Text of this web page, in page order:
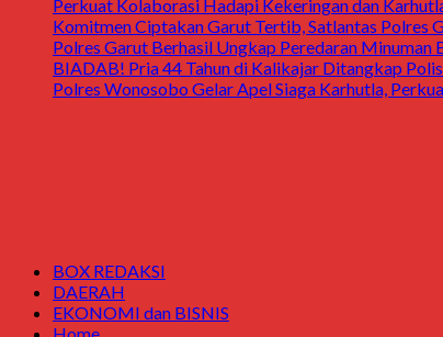
Perkuat Kolaborasi Hadapi Kekeringan dan
Komitmen Ciptakan Garut Tertib, Satlantas Polres
Polres Garut Berhasil Ungkap Peredaran
BIADAB! Pria 44 Tahun di Kalikajar Ditangkap
Polres Wonosobo Gelar Apel Siaga Karhutla,
BOX REDAKSI
DAERAH
EKONOMI dan BISNIS